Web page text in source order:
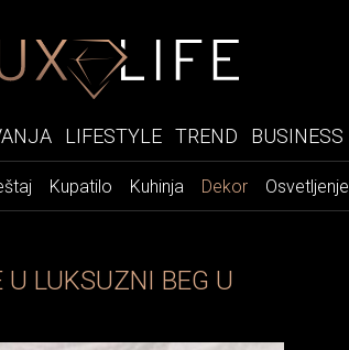
LIFESTYLE TREND BUSINESS
Kupatilo Kuhinja Dekor Osvetljenje
LUKSUZNI BEG U